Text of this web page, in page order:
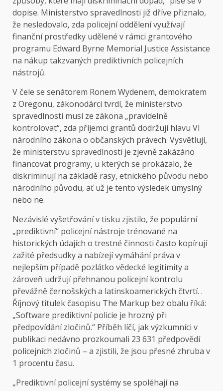
dopise. Ministerstvo spravedlnosti již dříve přiznalo,
že nesledovalo, zda policejní oddělení využívají
finanční prostředky udělené v rámci grantového
programu Edward Byrne Memorial Justice Assistance
na nákup takzvaných prediktivních policejních
nástrojů.
V čele se senátorem Ronem Wydenem, demokratem
z Oregonu, zákonodárci tvrdí, že ministerstvo
spravedlnosti musí ze zákona „pravidelně
kontrolovat“, zda příjemci grantů dodržují hlavu VI
národního zákona o občanských právech. Vysvětlují,
že ministerstvu spravedlnosti je zjevně zakázáno
financovat programy, u kterých se prokázalo, že
diskriminují na základě rasy, etnického původu nebo
národního původu, ať už je tento výsledek úmyslný
nebo ne.
Nezávislé vyšetřování v tisku zjistilo, že populární
„prediktivní“ policejní nástroje trénované na
historických údajích o trestné činnosti často kopírují
zažité předsudky a nabízejí vymáhání práva v
nejlepším případě pozlátko vědecké legitimity a
zároveň udržují přehnanou policejní kontrolu
převážně černošských a latinskoamerických čtvrtí. .
Říjnový titulek časopisu The Markup bez obalu říká:
„Software prediktivní policie je hrozný při
předpovídání zločinů.“ Příběh líčí, jak výzkumníci v
publikaci nedávno prozkoumali 23 631 předpovědí
policejních zločinů – a zjistili, že jsou přesné zhruba v
1 procentu času.
„Prediktivní policejní systémy se spoléhají na